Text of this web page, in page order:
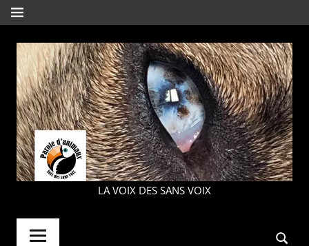
Aller
au
contenu
MENU
PAROLE
LA VOIX DES SANS VOIX